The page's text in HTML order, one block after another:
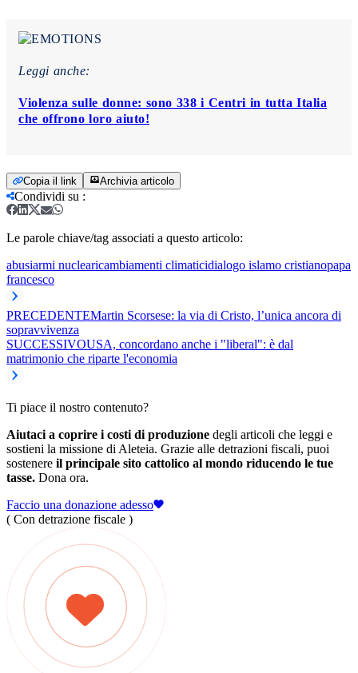
Leggi anche:
Violenza sulle donne: sono 338 i Centri in tutta Italia
che offrono loro aiuto!
Copia il link Archivia articolo
Condividi su :
Le parole chiave/tag associati a questo articolo:
abusiarmi nuclearicambiamenti climaticidialogo islamo cristianopapa
francesco
PRECEDENTEMartin Scorsese: la via di Cristo, l’unica ancora di
sopravvivenza
SUCCESSIVOUSA, concordano anche i "liberal": è dal
matrimonio che riparte l'economia
Ti piace il nostro contenuto?
Aiutaci a coprire i costi di produzione degli articoli che leggi e
sostieni la missione di Aleteia. Grazie alle detrazioni fiscali, puoi
sostenere il principale sito cattolico al mondo riducendo le tue
tasse. Dona ora.
Faccio una donazione adesso
( Con detrazione fiscale )